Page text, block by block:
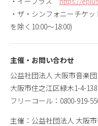
・ザ・シンフォニーチケ
を除く10:00〜18:00)
主催・お問い合わせ
公益社団法人 大阪市音楽団
大阪市住之江区緑木1-4-138
フリーコール：0800-919-
主催：公益社団法人 大阪